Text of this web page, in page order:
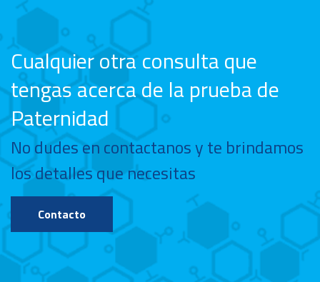
Cualquier otra consulta que
tengas acerca de la prueba de
Paternidad
No dudes en contactanos y te brindamos
los detalles que necesitas
Contacto